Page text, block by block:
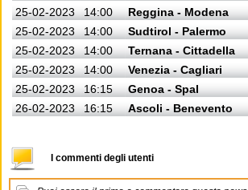
25-02-2023
14:00
Reggina - Modena
25-02-2023
14:00
Sudtirol - Palermo
25-02-2023
14:00
Ternana - Cittadella
25-02-2023
14:00
Venezia - Cagliari
25-02-2023
16:15
Genoa - Spal
26-02-2023
16:15 Ascoli - Benevento
I commenti degli utenti